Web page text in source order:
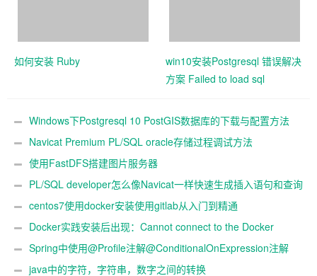
如何安装 Ruby
win10安装Postgresql 错误解决
方案 Failed to load sql
Windows下Postgresql 10 PostGIS数据库的下载与配置方法
Navicat Premium PL/SQL oracle存储过程调试方法
使用FastDFS搭建图片服务器
PL/SQL developer怎么像Navicat一样快速生成插入语句和查询
语句centos7使用docker安装使用gitlab从入门到精通
Docker实践安装后出现：Cannot connect to the Docker
daemon.
Spring中使用@Profile注解@ConditionalOnExpression注解
java中的字符，字符串，数字之间的转换